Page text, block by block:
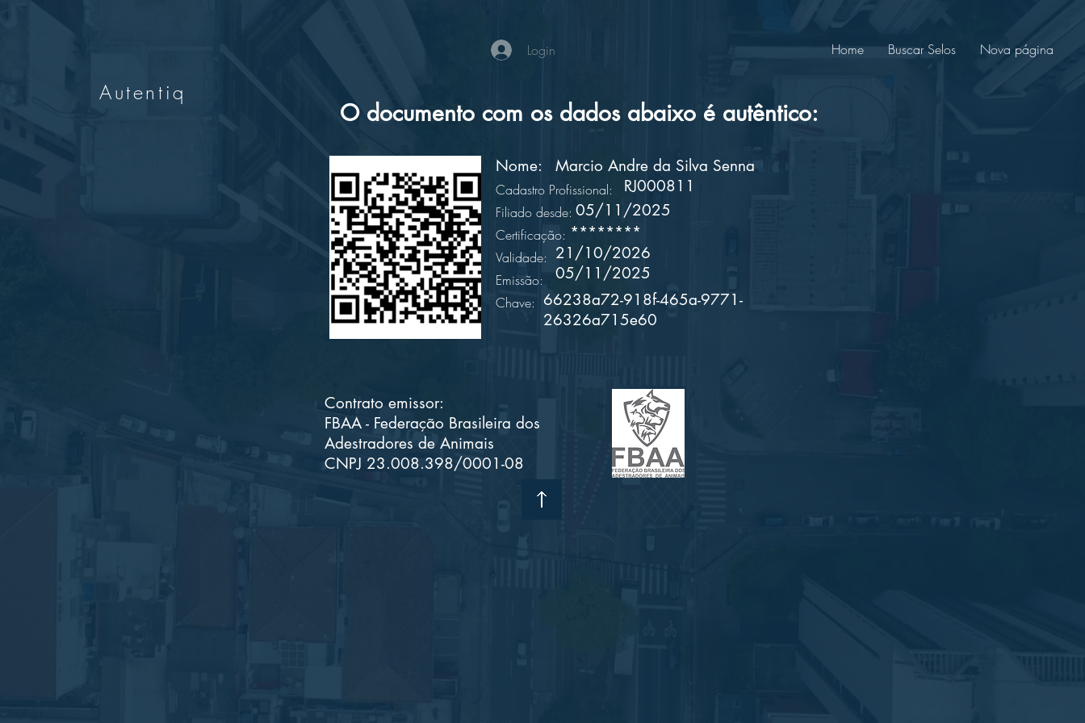
Autentiq
Home Buscar Selos Nova página
Login
O documento com os dados abaixo é autêntico:
Cadastro Profissional:
Filiado desde:
Certificação:
Validade:
Emissão:
Chave: 66238a72-918f-465a-9771-
26326a715e60
21/10/2026
********
Marcio Andre da Silva Senna
Nome:
05/11/2025
RJ000811
05/11/2025
Contrato emissor:
FBAA - Federação Brasileira dos
Adestradores de Animais
CNPJ 23.008.398/0001-08